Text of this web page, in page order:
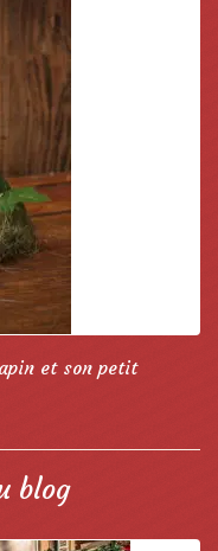
et son petit
blog